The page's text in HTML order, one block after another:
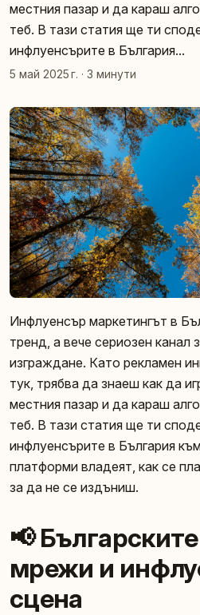
местния пазар и да караш
теб. В тази статия ще ти
инфлуенсърите в България...
5 май 2025 г. · 3 минути
Инфлуенсър маркетингът в
тренд, а вече сериозен канал
изграждане. Като рекламен
тук, трябва да знаеш как да
местния пазар и да караш
теб. В тази статия ще ти
инфлуенсърите в България
платформи владеят, как се
за да не се издъниш.
📢
мрежи и
сцена